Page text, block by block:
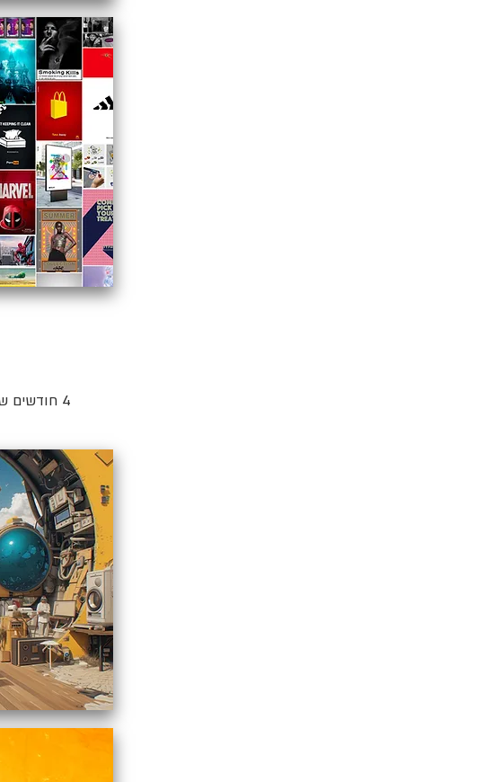
4 חודשים של התמקצעות במה שהשוק באמת צריך עכשיו.